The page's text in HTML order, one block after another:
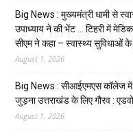
Big News : मुख्यमंत्री धामी से
उपाध्याय ने की भेंट … टिहरी में
सीएम ने कहा – स्वास्थ्य सुविधाओं
August 1, 2026
Big News : सीआईएमएस कॉलेज में
जुड़ना उत्तराखंड के लिए गौरव :
August 1, 2026